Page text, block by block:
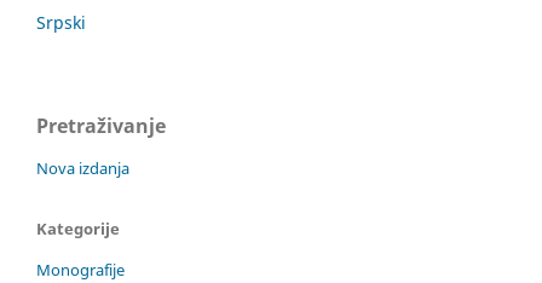
Srpski
Pretraživanje
Nova izdanja
Kategorije
Monografije